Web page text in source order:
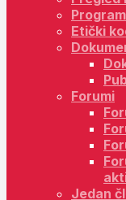
Etički
Forumi
Jedan